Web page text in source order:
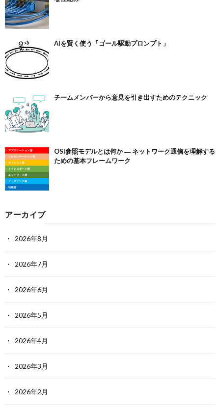
AIを賢く使う「ゴール駆動プロンプト」
チームメンバーから意見を引き出すためのテクニック
OSI参照モデルとは何か ― ネットワーク通信を理解する
ための基本フレームワーク
アーカイブ
2026年8月
2026年7月
2026年6月
2026年5月
2026年4月
2026年3月
2026年2月